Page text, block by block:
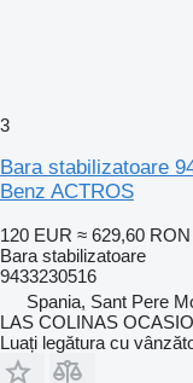
3
Bara stabilizatoare
Benz ACTROS
120 EUR ≈ 629,60 RON
Bara stabilizatoare
9433230516
Spania, Sant Pere
LAS COLINAS
Luați legătura cu